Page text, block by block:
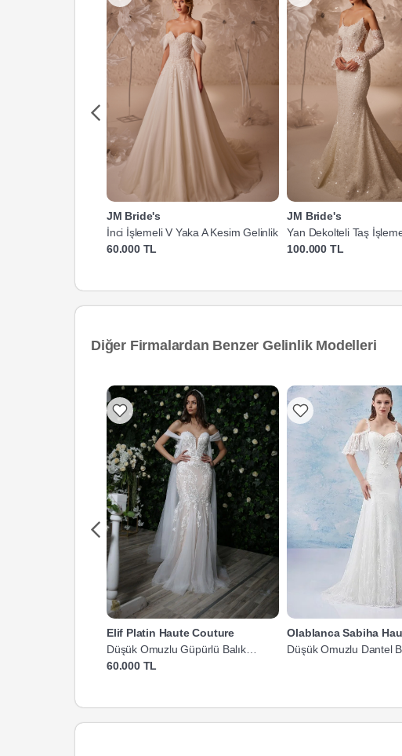
JM Bride's
İnci İşlemeli V Yaka A Kesim Gelinlik
60.000 TL
JM Bride's
Yan Dekolteli Taş
Gelinlik
100.000 TL
Diğer Firmalardan Benzer Gelinlik Modelleri
Elif Platin Haute Couture
Düşük Omuzlu Güpürlü Balık
Gelinlik
60.000 TL
Olablanca Sabiha
Düşük Omuzlu Dantel